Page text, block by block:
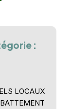
:
LOCAUX